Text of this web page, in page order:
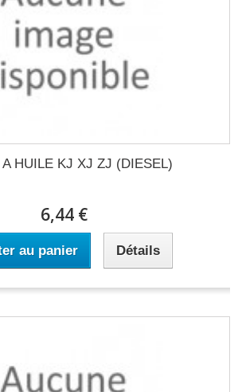
A HUILE KJ XJ ZJ (DIESEL)
6,44 €
au panier Détails